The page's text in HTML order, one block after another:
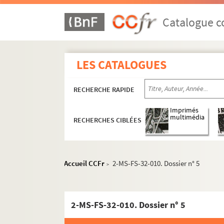
Catalogue
LES CATALOGUES
RECHERCHE RAPIDE
RECHERCHES CIBLÉES
Imprimés
multimédia
Accueil CCFr > 2-MS-FS-32-010. Dossier n° 5
2-MS-FS-32-010. Dossier n° 5
Oeuvres de Gustave Charpentier